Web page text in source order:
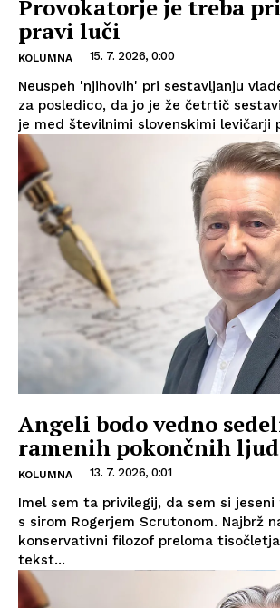
Provokatorje je treba
pravi luči
KOLUMNA 15. 7. 2026, 0:00
Neuspeh 'njihovih' pri sestavljanju
za posledico, da jo je že četrtič
je med številnimi slovenskimi levičarji
Angeli bodo vedno
ramenih pokončnih
KOLUMNA 13. 7. 2026, 0:01
Imel sem ta privilegij, da sem si jeseni
s sirom Rogerjem Scrutonom. Najbrž
konservativni filozof preloma
tekst...